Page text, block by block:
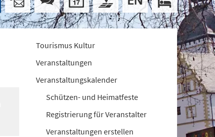
Tourismus Kultur
Veranstaltungen
Veranstaltungskalender
Schützen- und Heimatfeste
Registrierung für Veranstalter
Veranstaltungen erstellen